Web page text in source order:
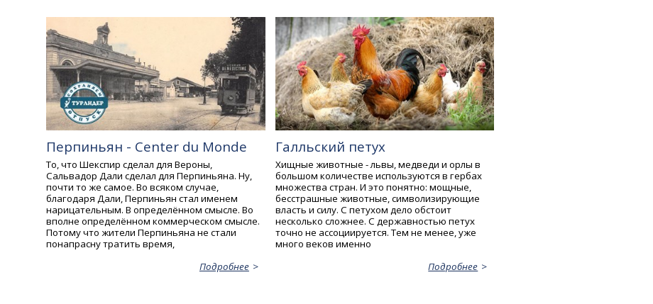
Перпиньян - Center du Monde
То, что Шекспир сделал для Вероны,
Сальвадор Дали сделал для Перпиньяна. Ну,
почти то же самое. Во всяком случае,
благодаря Дали, Перпиньян стал именем
нарицательным. В определённом смысле. Во
вполне определённом коммерческом смысле.
Потому что жители Перпиньяна не стали
понапрасну тратить время,
Подробнее
Галльский петух
Хищные животные - львы, медведи и орлы в
большом количестве используются в гербах
множества стран. И это понятно: мощные,
бесстрашные животные, символизирующие
власть и силу. С петухом дело обстоит
несколько сложнее. С державностью петух
точно не ассоциируется. Тем не менее, уже
много веков именно
Подробнее